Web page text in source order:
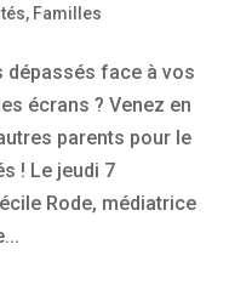
, Familles
dépassés face à vos
écrans ? Venez en
parents pour le
! Le jeudi 7
Rode, médiatrice